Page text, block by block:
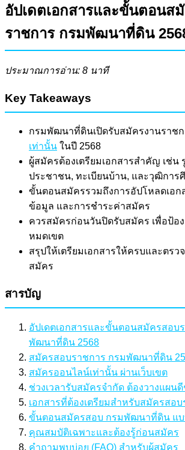
อัปเดตเอกสารและขั้นตอนส
ราชการ กรมพัฒนาที่ดิน
ประมาณการอ่าน: 8 นาที
Key Takeaways
กรมพัฒนาที่ดินเปิดรับสมัครงานราช
เท่านั้น ในปี 2568
ผู้สมัครต้องเตรียมเอกสารสำคัญ เช่น
ประชาชน, ทะเบียนบ้าน, และวุฒิการ
ขั้นตอนสมัครรวมถึงการอัปโหลดเอก
ข้อมูล และการชำระค่าสมัคร
ควรสมัครก่อนวันปิดรับสมัคร เพื่อป้อ
หมดเขต
สรุปให้เตรียมเอกสารให้ครบและตร
สมัคร
สารบัญ
อัปเดตเอกสารและขั้นตอนสมัครสอบ
พัฒนาที่ดิน 2568
สมัครสอบราชการ กรมพัฒนาที่ดิน
สมัครออนไลน์เท่านั้น ผ่านเว็บเขต
ช่วงเวลารับสมัครจำกัด ต้องวางแผนดี
เอกสารที่ต้องเตรียมสำหรับสมัครสอบ
ขั้นตอนสมัครสอบ กรมพัฒนาที่ดิน แบ
คุณสมบัติเฉพาะและต้องรู้ก่อนสมัคร
คำถามพบบ่อย (FAQ) สำหรับผู้สมัคร